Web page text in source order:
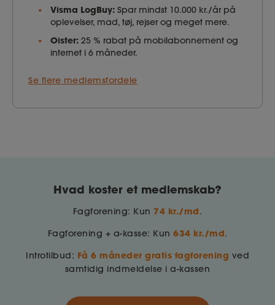
Visma LogBuy: Spar mindst 10.000 kr./år på
oplevelser, mad, tøj, rejser og meget mere.
Oister: 25 % rabat på mobilabonnement og
internet i 6 måneder.
Se flere medlemsfordele
Hvad koster et medlemskab?
Fagforening: Kun 74 kr./md.
Fagforening + a-kasse: Kun 634 kr./md.
Introtilbud: Få 6 måneder gratis fagforening ved
samtidig indmeldelse i a-kassen